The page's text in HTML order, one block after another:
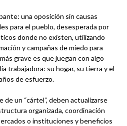
una oposición sin causas
para el pueblo, desesperada por
donde no existen, utilizando
y campañas de miedo para
grave es que juegan con algo
trabajadora: su hogar, su tierra y el
de esfuerzo.
de un “cártel”, deben actualizarse
organizada, coordinación
o instituciones y beneficios